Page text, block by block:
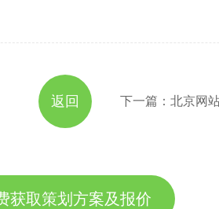
返回
获取策划方案及报价